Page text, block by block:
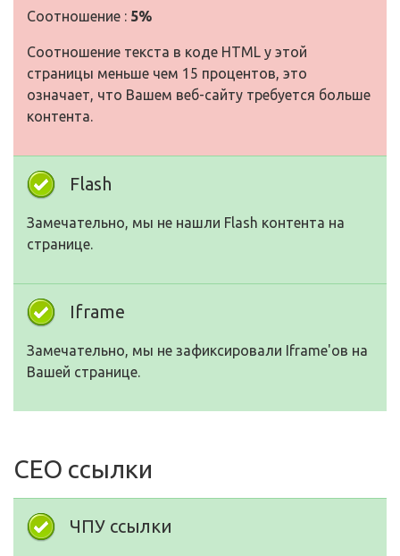
Соотношение : 5%
Соотношение текста в коде HTML у этой
страницы меньше чем 15 процентов, это
означает, что Вашем веб-сайту требуется больше
контента.
Flash
Замечательно, мы не нашли Flash контента на
странице.
Iframe
Замечательно, мы не зафиксировали Iframe'ов на
Вашей странице.
СЕО ссылки
ЧПУ ссылки